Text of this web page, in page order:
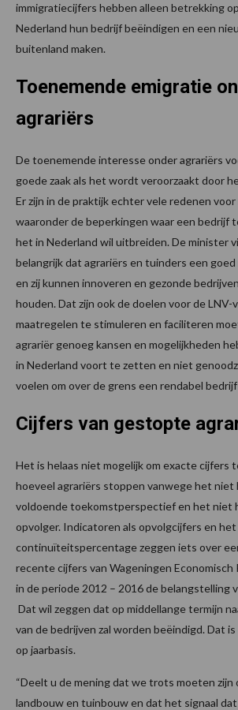
immigratiecijfers hebben alleen betrekking
Nederland hun bedrijf beëindigen en een
buitenland maken.
Toenemende emigratie
agrariërs
De toenemende interesse onder agrariërs
goede zaak als het wordt veroorzaakt door
Er zijn in de praktijk echter vele redenen voor
waaronder de beperkingen waar een bedrijf
het in Nederland wil uitbreiden. De minister
belangrijk dat agrariërs en tuinders een
en zij kunnen innoveren en gezonde
houden. Dat zijn ook de doelen voor de LNV-
maatregelen te stimuleren en faciliteren
agrariër genoeg kansen en mogelijkheden
in Nederland voort te zetten en niet
voelen om over de grens een rendabel
Cijfers van gestopte
Het is helaas niet mogelijk om exacte cijfers
hoeveel agrariërs stoppen vanwege het niet
voldoende toekomstperspectief en het niet
opvolger. Indicatoren als opvolgcijfers en het
continuïteitspercentage zeggen iets over
recente cijfers van Wageningen Economisch
in de periode 2012 – 2016 de belangstelling
Dat wil zeggen dat op middellange termijn
van de bedrijven zal worden beëindigd. Dat
op jaarbasis.
“Deelt u de mening dat we trots moeten zijn
landbouw en tuinbouw en dat het signaal